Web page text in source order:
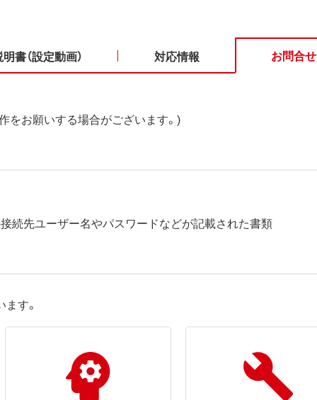
書（設定動画） 対応情報 お問合せ
をお願いする場合がございます。)
続先ユーザー名やパスワードなどが記載された書類
す。